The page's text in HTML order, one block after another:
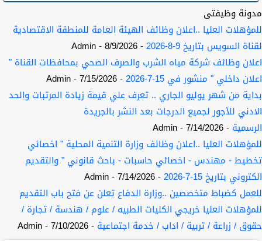
مدونة وظيفتى
للمؤهلات العليا ..اعلان وظائف الهيئة العامة للمنطقة الاقتصادية
لقناة السويس بتاريخ 9-8-2026
- 8/9/2026
- Admin
اعلان وظائف شركة مياه الشرب والصرف الصحي بمحافظات القناة "
اعلان داخلي " منشور في 15-7-2026
- 7/15/2026
- Admin
بداية من شهر يوليو الجاري .. تعرف علي قيمة زيادة المرتبات والحد
الادني للأجور لجميع الدرجات بعد النشر بالجريدة
الرسمية - 7/14/2026
- Admin
للمؤهلات العليا ..اعلان وظائف وزارة التنمية المحلية " اخصائي
تخطيط - مهندس - اخصائي حاسبات - باحث قانوني " والتقديم
الكتروني بتاريخ 15-7-2026
- 7/14/2026
- Admin
للعمل كضباط متخصصين ..وزارة الدفاع تعلن عن فتح باب التقديم
للمؤهلات العليا خريجي الكليات الطبيه / علوم / هندسة / تجارة /
حقوق / زراعة / تربية / اداب / خدمة اجتماعية - 7/10/2026
- Admin